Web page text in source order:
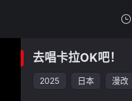
我的观影记录
去唱卡拉OK吧！
去唱卡拉OK吧！
2025 日本 漫改